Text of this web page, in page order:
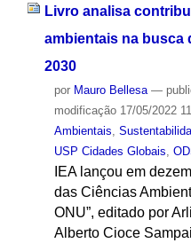
Livro analisa
ambientais na busca
2030
por Mauro Bellesa —
modificação17/05/2022
Ambientais,
USP Cidades Globais,
IEA lançou em
das Ciências
ONU”, editado por
Alberto Cioce